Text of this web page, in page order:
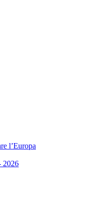
l’Europa
2026